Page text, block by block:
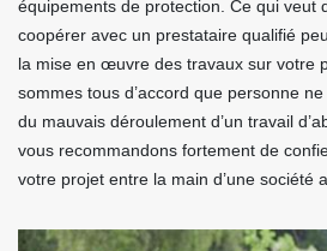
équipements de protection. Ce qui veut
coopérer avec un prestataire qualifié
la mise en œuvre des travaux sur votre
sommes tous d’accord que personne
du mauvais déroulement d’un travail
vous recommandons fortement de
votre projet entre la main d’une société